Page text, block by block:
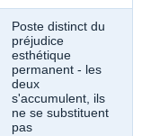
Poste distinct du
préjudice
esthétique
permanent - les
deux
s'accumulent, ils
ne se substituent
pas